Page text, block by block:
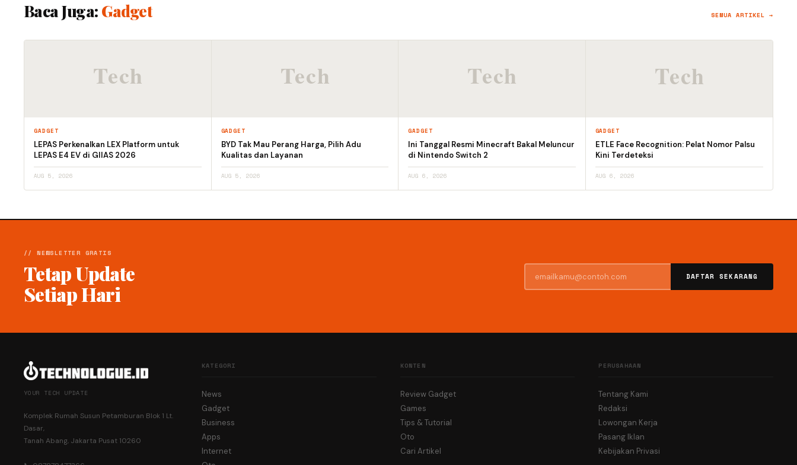
Baca Juga: Gadget SEMUA ARTIKEL →
GADGET
LEPAS Perkenalkan LEX Platform untuk
LEPAS E4 EV di GIIAS 2026
AUG 5, 2026
GADGET
BYD Tak Mau Perang Harga, Pilih Adu
Kualitas dan Layanan
AUG 5, 2026
GADGET
Ini Tanggal Resmi Minecraft Bakal Meluncur
di Nintendo Switch 2
AUG 6, 2026
GADGET
ETLE Face Recognition: Pelat Nomor Palsu
Kini Terdeteksi
AUG 6, 2026
// NEWSLETTER GRATIS
Tetap Update
Setiap Hari
DAFTAR SEKARANG
YOUR TECH UPDATE
Komplek Rumah Susun Petamburan Blok 1 Lt.
Dasar,
Tanah Abang, Jakarta Pusat 10260
KATEGORI
News
Gadget
Business
Apps
Internet
KONTEN
Review Gadget
Games
Tips & Tutorial
Oto
Cari Artikel
PERUSAHAAN
Tentang Kami
Redaksi
Lowongan Kerja
Pasang Iklan
Kebijakan Privasi